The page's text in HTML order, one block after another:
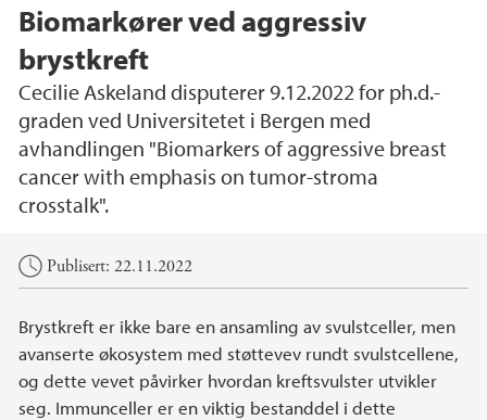
Biomarkører ved aggressiv
brystkreft
Cecilie Askeland disputerer 9.12.2022 for ph.d.-
graden ved Universitetet i Bergen med
avhandlingen "Biomarkers of aggressive breast
cancer with emphasis on tumor-stroma
crosstalk".
Hovedinnhold
Publisert: 22.11.2022
Brystkreft er ikke bare en ansamling av svulstceller, men
avanserte økosystem med støttevev rundt svulstcellene,
og dette vevet påvirker hvordan kreftsvulster utvikler
seg. Immunceller er en viktig bestanddel i dette